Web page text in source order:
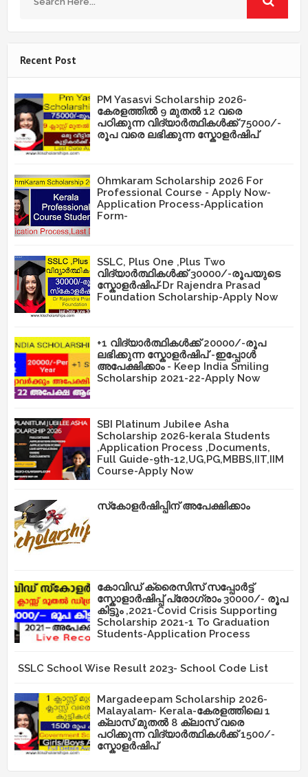
Recent Post
PM Yasasvi Scholarship 2026-
കേരളത്തിൽ 9 മുതൽ 12 വരെ
പഠിക്കുന്ന വിദ്യാർത്ഥികൾക്ക് 75000/-
രൂപ വരെ ലഭിക്കുന്ന സ്കോളർഷിപ്
Ohmkaram Scholarship 2026 For
Professional Course - Apply Now-
Application Process-Application
Form-
SSLC, Plus One ,Plus Two
വിദ്യാർത്ഥികൾക്ക് 30000/-രൂപയുടെ
സ്കോളർഷിപ്-Dr Rajendra Prasad
Foundation Scholarship-Apply Now
+1 വിദ്യാർത്ഥികൾക്ക് 20000/-രൂപ
ലഭിക്കുന്ന സ്കോളർഷിപ് -ഇപ്പോൾ
അപേക്ഷിക്കാം - Keep India Smiling
Scholarship 2021-22-Apply Now
SBI Platinum Jubilee Asha
Scholarship 2026-kerala Students
,Application Process ,Documents,
Full Guide-9th-12,UG,PG,MBBS,IIT,IIM
Course-Apply Now
സ്‌കോളർഷിപ്പിന് അപേക്ഷിക്കാം
കോവിഡ് ക്രൈസിസ് സപ്പോർട്ട്
സ്കോളാർഷിപ്പ് പ്രോഗ്രാം 30000/- രൂപ
കിട്ടും ,2021-Covid Crisis Supporting
Scholarship 2021-1 To Graduation
Students-Application Process
SSLC School Wise Result 2023- School Code List
Margadeepam Scholarship 2026-
Malayalam- Kerala-കേരളത്തിലെ 1
ക്ലാസ് മുതൽ 8 ക്ലാസ് വരെ
പഠിക്കുന്ന വിദ്യാർത്ഥികൾക്ക് 1500/-
സ്കോളർഷിപ്